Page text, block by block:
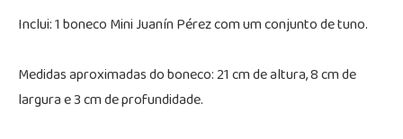
Inclui: 1 boneco Mini Juanín Pérez com um conjunto de tuno.
Medidas aproximadas do boneco: 21 cm de altura, 8 cm de
largura e 3 cm de profundidade.